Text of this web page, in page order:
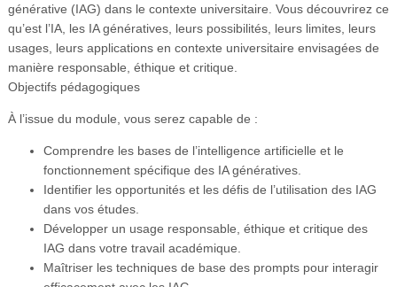
Se connecter
générative (IAG) dans le contexte universitaire. Vous découvrirez ce
qu’est l’IA, les IA génératives, leurs possibilités, leurs limites, leurs
usages, leurs applications en contexte universitaire envisagées de
manière responsable, éthique et critique.
Objectifs pédagogiques
À l’issue du module, vous serez capable de :
Comprendre les bases de l’intelligence artificielle et le
fonctionnement spécifique des IA génératives.
Identifier les opportunités et les défis de l’utilisation des IAG
dans vos études.
Développer un usage responsable, éthique et critique des
IAG dans votre travail académique.
Maîtriser les techniques de base des prompts pour interagir